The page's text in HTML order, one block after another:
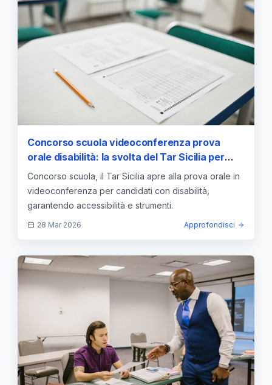
Concorso scuola videoconferenza prova
orale disabilità: la svolta del Tar Sicilia per
l’accesso dei candidati
Concorso scuola, il Tar Sicilia apre alla prova orale in
videoconferenza per candidati con disabilità,
garantendo accessibilità e strumenti.
28 Mar 2026 Approfondisci